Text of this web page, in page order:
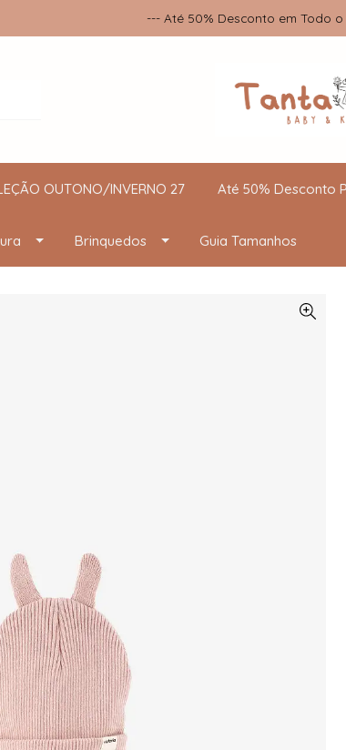
--- Até 50% Desconto em Todo
OUTONO/INVERNO 27 Até 50% Desconto
Brinquedos Guia Tamanhos